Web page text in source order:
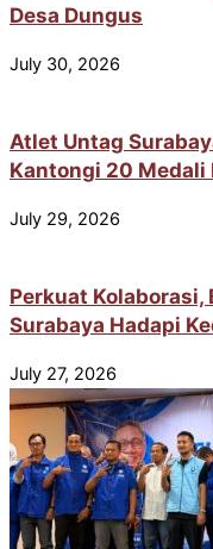
Desa Dungus
July 30, 2026
Atlet Untag
Kantongi 20 Medali
July 29, 2026
Perkuat Kolaborasi,
Surabaya Hadapi
July 27, 2026